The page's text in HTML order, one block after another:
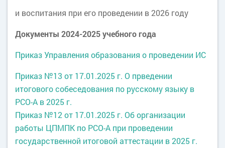
и воспитания при его проведении в 2026 году
Документы 2024-2025 учебного года
Приказ Управления образования о проведении ИС
Приказ №13 от 17.01.2025 г. О прведении
итогового собеседования по русскому языку в
РСО-А в 2025 г.
Приказ №12 от 17.01.2025 г. Об организации
работы ЦПМПК по РСО-А при проведении
государственной итоговой аттестации в 2025 г.